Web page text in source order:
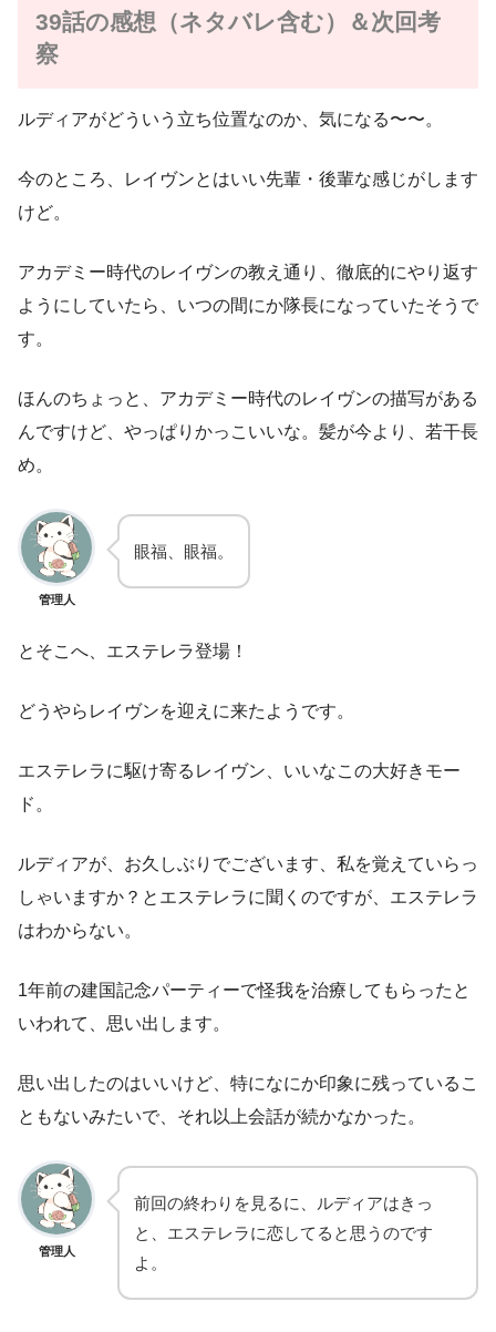
39話の感想（ネタバレ含む）＆次回考
察
ルディアがどういう立ち位置なのか、気になる〜〜。
今のところ、レイヴンとはいい先輩・後輩な感じがします
けど。
アカデミー時代のレイヴンの教え通り、徹底的にやり返す
ようにしていたら、いつの間にか隊長になっていたそうで
す。
ほんのちょっと、アカデミー時代のレイヴンの描写がある
んですけど、やっぱりかっこいいな。髪が今より、若干長
め。
管理人
眼福、眼福。
とそこへ、エステレラ登場！
どうやらレイヴンを迎えに来たようです。
エステレラに駆け寄るレイヴン、いいなこの大好きモー
ド。
ルディアが、お久しぶりでございます、私を覚えていらっ
しゃいますか？とエステレラに聞くのですが、エステレラ
はわからない。
1年前の建国記念パーティーで怪我を治療してもらったと
いわれて、思い出します。
思い出したのはいいけど、特になにか印象に残っているこ
ともないみたいで、それ以上会話が続かなかった。
管理人
前回の終わりを見るに、ルディアはきっ
と、エステレラに恋してると思うのです
よ。